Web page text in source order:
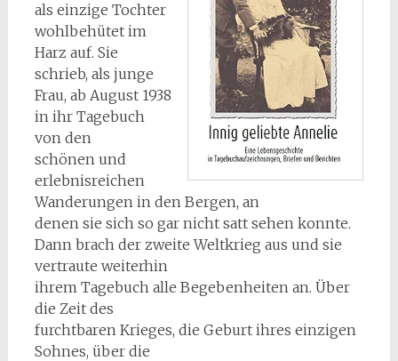
als einzige Tochter
wohlbehütet im
Harz auf. Sie
schrieb, als junge
Frau, ab August 1938
in ihr Tagebuch
von den
schönen und
erlebnisreichen
Wanderungen in den Bergen, an
denen sie sich so gar nicht satt sehen konnte.
Dann brach der zweite Weltkrieg aus und sie
vertraute weiterhin
ihrem Tagebuch alle Begebenheiten an. Über
die Zeit des
furchtbaren Krieges, die Geburt ihres einzigen
Sohnes, über die